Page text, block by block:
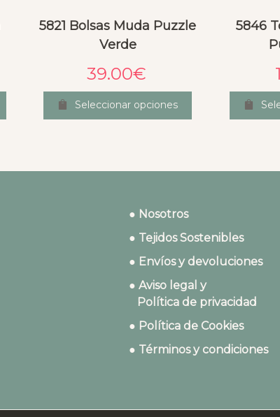
5821 Bolsas Muda Puzzle
Verde
39.00€
Seleccionar opciones
5846
● Nosotros
● Tejidos Sostenibles
● Envíos y devoluciones
● Aviso legal y
Política de privacidad
● Política de Cookies
● Términos y condiciones